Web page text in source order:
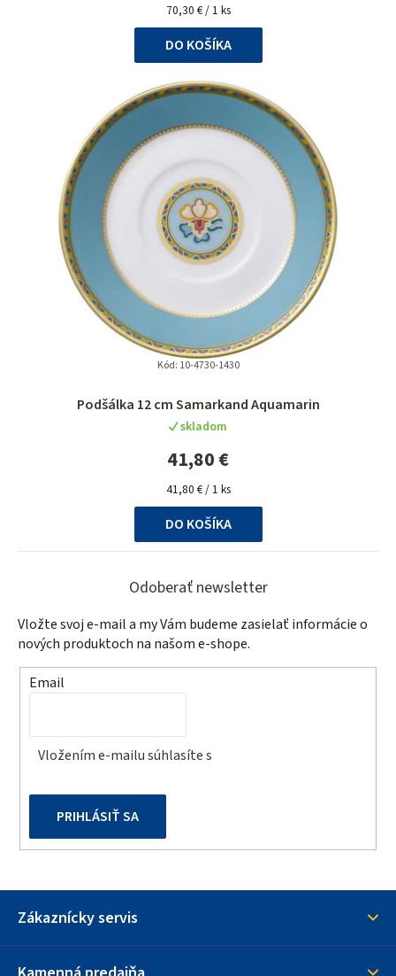
Jednotková
cena:
70,30 € / 1 ks
DO KOŠÍKA
Podšálka 12 cm Samarkand Aquamarin
skladom
41,80 €
Jednotková
cena:
41,80 € / 1 ks
DO KOŠÍKA
Kód: 10-4730-1430
Odoberať newsletter
Vložte svoj e-mail a my Vám budeme zasielať informácie o
nových produktoch na našom e-shope.
Email
Vložením e-mailu súhlasíte s
PRIHLÁSIŤ SA
Zákaznícky servis